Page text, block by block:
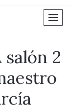
salón 2